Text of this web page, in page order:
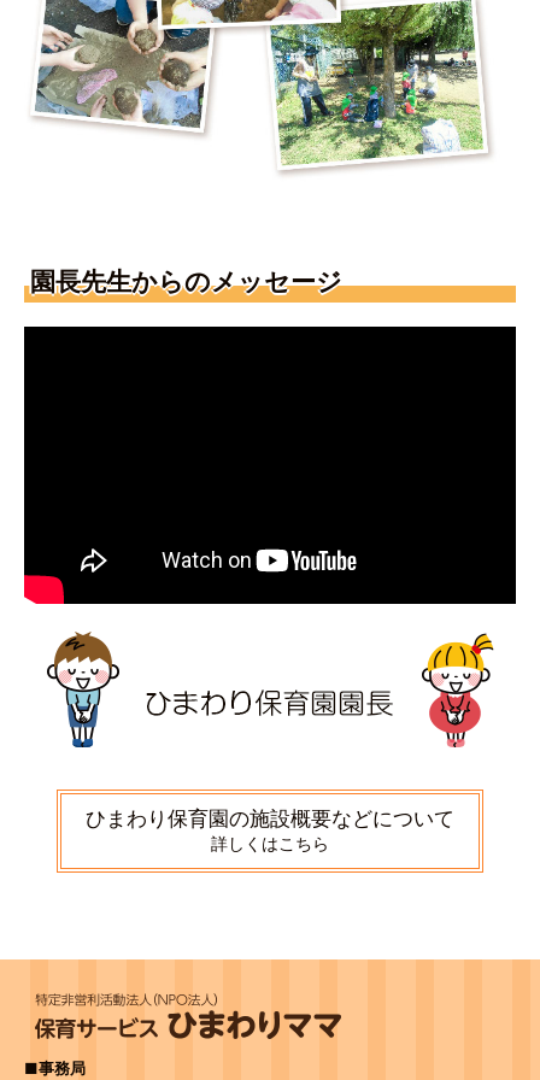
園長先生からのメッセージ
ひまわり保育園の施設概要などについて
詳しくはこちら
■事務局